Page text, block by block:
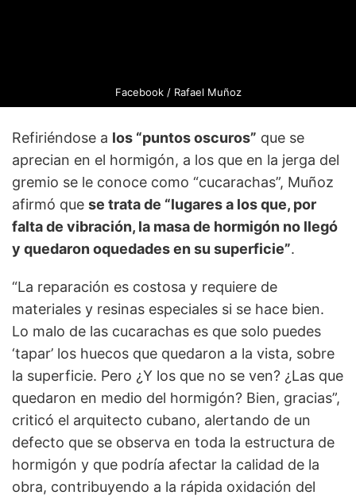
Facebook / Rafael Muñoz
Refiriéndose a los “puntos oscuros” que se
aprecian en el hormigón, a los que en la jerga del
gremio se le conoce como “cucarachas”, Muñoz
afirmó que se trata de “lugares a los que, por
falta de vibración, la masa de hormigón no llegó
y quedaron oquedades en su superficie”.
“La reparación es costosa y requiere de
materiales y resinas especiales si se hace bien.
Lo malo de las cucarachas es que solo puedes
‘tapar’ los huecos que quedaron a la vista, sobre
la superficie. Pero ¿Y los que no se ven? ¿Las que
quedaron en medio del hormigón? Bien, gracias”,
criticó el arquitecto cubano, alertando de un
defecto que se observa en toda la estructura de
hormigón y que podría afectar la calidad de la
obra, contribuyendo a la rápida oxidación del